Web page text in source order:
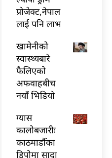
प्रोजेक्ट,नेपाल
लाई पनि लाभ
खामेनीको
स्वास्थ्यबारे
फैलिएको
अफवाहबीच
नयाँ भिडियो
ग्यास
कालोबजारीः
काठमाडौँका
डिपोमा सादा